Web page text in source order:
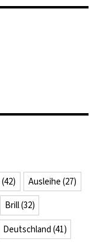
(42) Ausleihe (27)
Brill(32)
Deutschland (41)